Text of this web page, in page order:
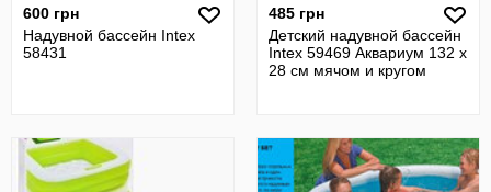
600 грн
Надувной бассейн Intex
58431
485 грн
Детский надувной бассейн
Intex 59469 Аквариум 132 х
28 см мячом и кругом